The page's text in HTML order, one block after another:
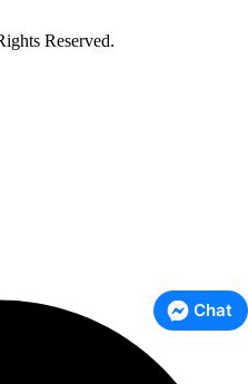
Reserved.
Chat